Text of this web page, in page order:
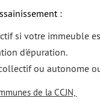
:
si votre immeuble
d’épuration.
ou autonome
de la CCJN,